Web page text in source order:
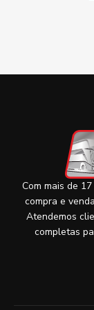
Com mais de
compra e
Atendemos
completas